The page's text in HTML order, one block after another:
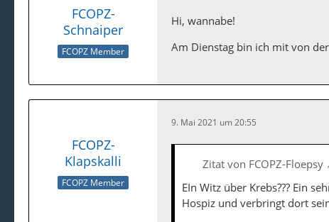
FCOPZ-
Schnaiper
FCOPZ Member
Hi, wannabe!
Am Dienstag bin ich mit von
FCOPZ-
Klapskalli
FCOPZ Member
9. Mai 2021 um 20:55
Zitat von FCOPZ-Floepsy
EIn Witz über Krebs??? Ein
Hospiz und verbringt dort